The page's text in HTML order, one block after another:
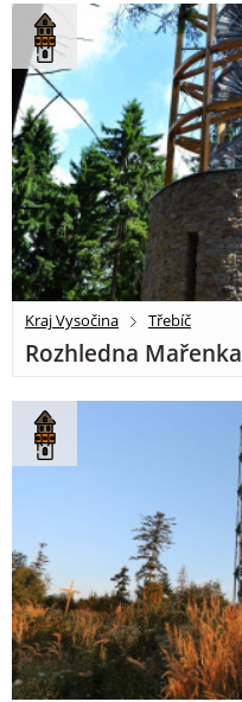
Kraj Vysočina Třebíč
Rozhledna Mařenka